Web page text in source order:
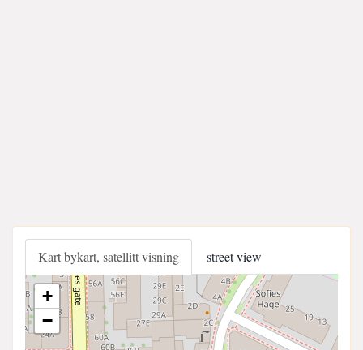
Kart bykart, satellitt visning street view
+
−